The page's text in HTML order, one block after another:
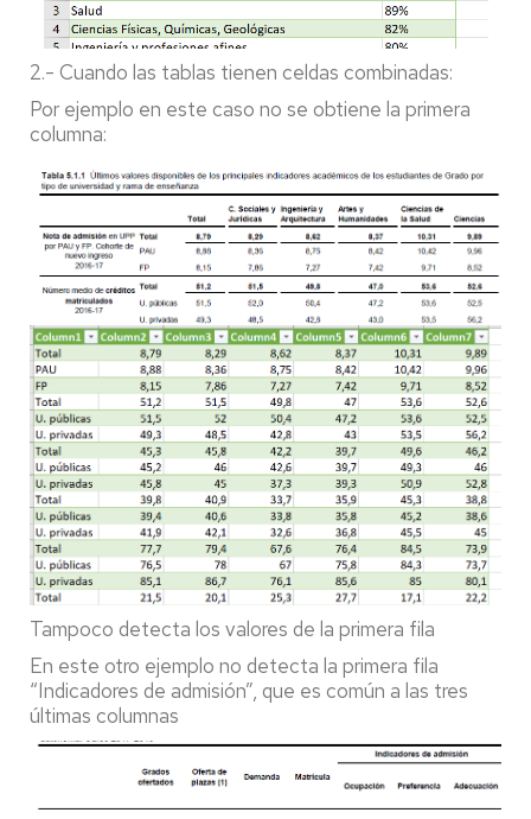
2.- Cuando las tablas tienen celdas combinadas:
Por ejemplo en este caso no se obtiene la primera
columna:
Tampoco detecta los valores de la primera fila
En este otro ejemplo no detecta la primera fila
“Indicadores de admisión”, que es común a las tres
últimas columnas